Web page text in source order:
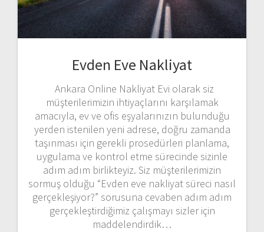
Evden Eve Nakliyat
Ankara Online Nakliyat Evi olarak siz
müşterilerimizin ihtiyaçlarını karşılamak
amacıyla, ev ve ofis eşyalarınızın bulunduğu
yerden istenilen yeni adrese, doğru zamanda
taşınması için gerekli prosedürleri planlama,
uygulama ve kontrol etme sürecinde sizinle
adım adım birlikteyiz. Siz müşterilerimizin
sormuş olduğu “Evden eve nakliyat süreci nasıl
gerçekleşiyor?” sorusuna cevaben adım adım
gerçekleştirdiğimiz çalışmayı sizler için
maddelendirdik…